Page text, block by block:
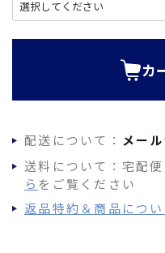
必
カ
配送について： メー
送料について：宅配便
ら をご覧ください
返品特約＆商品につ